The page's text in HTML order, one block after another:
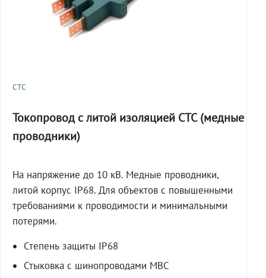
СТС
Токопровод с литой изоляцией СТС (медные
проводники)
На напряжение до 10 кВ. Медные проводники,
литой корпус IP68. Для объектов с повышенными
требованиями к проводимости и минимальными
потерями.
Степень защиты IP68
Стыковка с шинопроводами МВС